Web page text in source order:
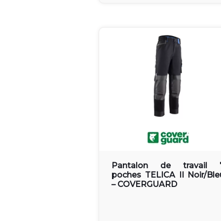
Pantalon de travail
poches TELICA II Noir/
– COVERGUARD